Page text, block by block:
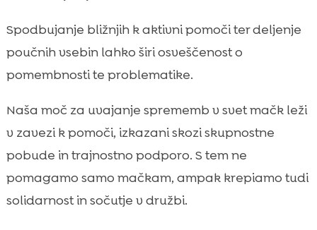
Spodbujanje bližnjih k aktivni pomoči ter deljenje
poučnih vsebin lahko širi osveščenost o
pomembnosti te problematike.
Naša moč za uvajanje sprememb v svet mačk leži
v zavezi k pomoči, izkazani skozi skupnostne
pobude in trajnostno podporo. S tem ne
pomagamo samo mačkam, ampak krepiamo tudi
solidarnost in sočutje v družbi.